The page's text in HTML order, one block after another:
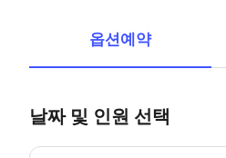
옵션예약
날짜 및 인원 선택